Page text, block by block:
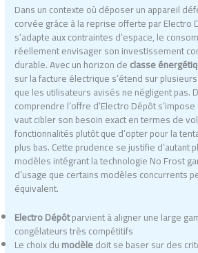
Dans un contexte où déposer un appareil
corvée grâce à la reprise offerte par Electro
s’adapte aux contraintes d’espace, le
réellement envisager son investissement
durable. Avec un horizon declasse
sur la facture électrique s’étend sur
que les utilisateurs avisés ne négligent pas.
comprendre l’offre d’Electro Dépôt
vaut cibler son besoin exact en termes de
fonctionnalités plutôt que d’opter pour la
plus bas. Cette prudence se justifie d’autant
modèles intégrant la technologie No Frost
d’usage que certains modèles concurrents
équivalent.
Electro Dépôtparvient à aligner une large
congélateurs très compétitifs
Le choix dumodèledoit se baser sur des